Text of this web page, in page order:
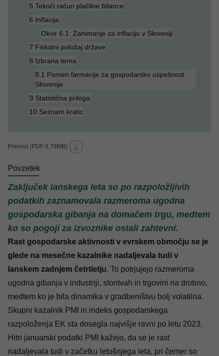
5 Tekoči račun plačilne bilance
6 Inflacija
Okvir 6.1: Zanimanje za inflacijo v Sloveniji
7 Fiskalni položaj države
8 Izbrana tema
8.1 Pomen farmacije za gospodarsko uspešnost
Slovenije
9 Statistična priloga
10 Seznam kratic
Prenesi (PDF 0,79MB)
Povzetek
Zaključek lanskega leta so po razpoložljivih
podatkih zaznamovala razmeroma ugodna
gospodarska gibanja na domačem trgu, medtem
ko so pogoji za izvoznike ostali zahtevni.
Rast gospodarske aktivnosti v evrskem območju se je
glede na mesečne kazalnike nadaljevala tudi v
lanskem zadnjem četrtletju. To potrjujejo razmeroma
ugodna gibanja v industriji, storitvah in trgovini na drobno,
medtem ko je bila dinamika v gradbeništvu bolj volatilna.
Skupni kazalnik PMI in indeks gospodarskega
razpoloženja EK sta dosegla najvišje ravni po letu 2023.
Hitri januarski podatki PMI kažejo, da se je rast
nadaljevala tudi v začetku letošnjega leta, pri čemer so